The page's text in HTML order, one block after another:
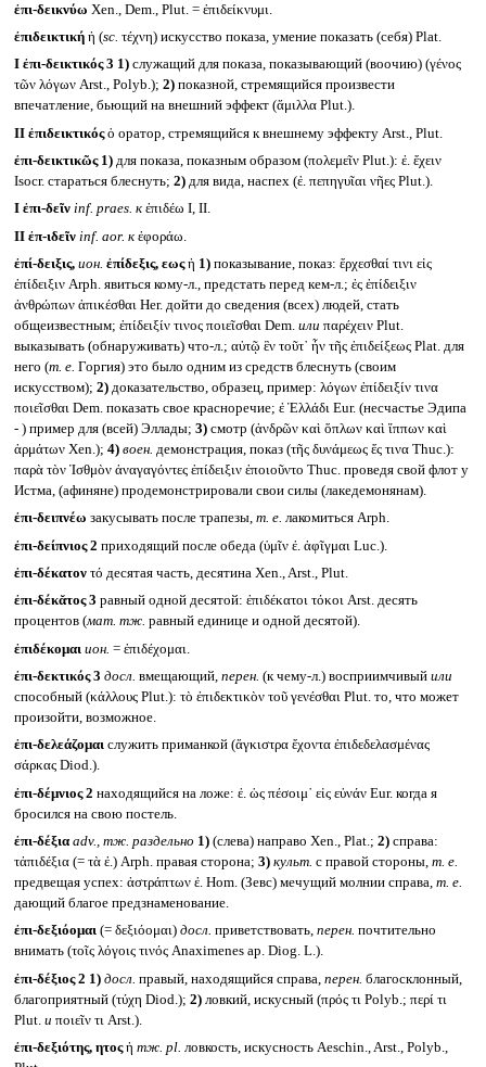
ἐπι-δεικνύω Xen., Dem., Plut. = ἐπιδείκνυμι.
ἐπιδεικτική ἡ (sc. τέχνη) искусство показа, умение показать (себя) Plat.
I ἐπι-δεικτικός 3 1)служащий для показа, показывающий (воочию) (γένος
τῶν λόγων Arst., Polyb.); 2)показной, стремящийся произвести
впечатление, бьющий на внешний эффект (ἅμιλλα Plut.).
II ἐπιδεικτικόςὁ оратор, стремящийся к внешнему эффекту Arst., Plut.
ἐπι-δεικτικῶς 1)для показа, показным образом (πολεμεῖν Plut.): ἐ. ἔχειν
Isocr. стараться блеснуть; 2)для вида, наспех (ἐ. πεπηγυῖαι νῆες Plut.).
I ἐπι-δεῖν inf. praes. кἐπιδέω I, II.
II ἐπ-ιδεῖν inf. aor. кἐφοράω.
ἐπί-δειξις, ион. ἐπίδεξις, εωςἡ 1)показывание, показ: ἔρχεσθαί τινι εἰς
ἐπίδειξιν Arph. явиться кому-л., предстать перед кем-л.; ἐς ἐπίδειξιν
ἀνθρώπων ἀπικέσθαι Her. дойти до сведения (всех) людей, стать
общеизвестным; ἐπίδειξίν τινος ποιεῖσθαι Dem. или παρέχειν Plut.
выказывать (обнаруживать) что-л.; αὐτῷ ἓν τοῦτ᾽ ἦν τῆς ἐπιδείξεως Plat. для
него (т. е. Горгия) это было одним из средств блеснуть (своим
искусством); 2)доказательство, образец, пример: λόγων ἐπίδειξίν τινα
ποιεῖσθαι Dem. показать свое красноречие; ἐ Ἑλλάδι Eur. (несчастье Эдипа
- ) пример для (всей) Эллады; 3)смотр (ἀνδρῶν καὶ ὅπλων καὶ ἵππων καὶ
ἁρμάτων Xen.); 4) воен. демонстрация, показ (τῆς δυνάμεως ἔς τινα Thuc.):
παρὰ τὸν Ἰσθμὸν ἀναγαγόντες ἐπίδειξιν ἐποιοῦντο Thuc. проведя свой флот у
Истма, (афиняне) продемонстрировали свои силы (лакедемонянам).
ἐπι-δειπνέω закусывать после трапезы,т. е. лакомиться Arph.
ἐπι-δείπνιος 2 приходящий после обеда (ὑμῖν ἐ. ἀφῖγμαι Luc.).
ἐπι-δέκατον τό десятая часть, десятина Xen., Arst., Plut.
ἐπι-δέκᾰτος 3 равный одной десятой: ἐπιδέκατοι τόκοι Arst. десять
процентов (мат. тж. равный единице и одной десятой).
ἐπιδέκομαι ион. = ἐπιδέχομαι.
ἐπι-δεκτικός 3 досл. вмещающий,перен. (к чему-л.) восприимчивый или
способный (κάλλους Plut.): τὸ ἐπιδεκτικὸν τοῦ γενέσθαι Plut. то, что может
произойти, возможное.
ἐπι-δελεάζομαι служить приманкой (ἄγκιστρα ἔχοντα ἐπιδεδελασμένας
σάρκας Diod.).
ἐπι-δέμνιος 2 находящийся на ложе: ἐ. ὡς πέσοιμ᾽ εἰς εὐνάν Eur. когда я
бросился на свою постель.
ἐπι-δέξια adv., тж. раздельно 1)(слева) направо Xen., Plat.; 2)справа:
τἀπιδέξια (= τὰ ἐ.) Arph. правая сторона; 3) культ. с правой стороны, т. е.
предвещая успех: ἀστράπτων ἐ. Hom. (Зевс) мечущий молнии справа, т. е.
дающий благое предзнаменование.
ἐπι-δεξιόομαι (= δεξιόομαι) досл. приветствовать, перен. почтительно
внимать (τοῖς λόγοις τινός Anaximenes ap. Diog. L.).
ἐπι-δέξιος 2 1) досл. правый, находящийся справа, перен. благосклонный,
благоприятный (τύχη Diod.); 2)ловкий, искусный (πρός τι Polyb.; περί τι
Plut. и ποιεῖν τι Arst.).
ἐπι-δεξιότης, ητοςἡ тж. pl. ловкость, искусность Aeschin., Arst., Polyb.,